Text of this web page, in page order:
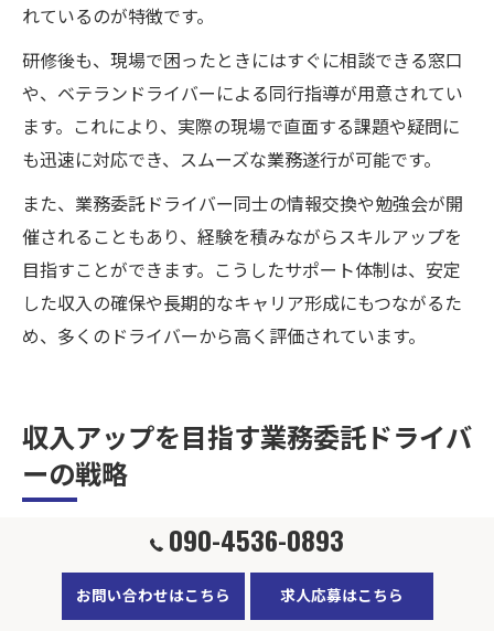
れているのが特徴です。
研修後も、現場で困ったときにはすぐに相談できる窓口
や、ベテランドライバーによる同行指導が用意されてい
ます。これにより、実際の現場で直面する課題や疑問に
も迅速に対応でき、スムーズな業務遂行が可能です。
また、業務委託ドライバー同士の情報交換や勉強会が開
催されることもあり、経験を積みながらスキルアップを
目指すことができます。こうしたサポート体制は、安定
した収入の確保や長期的なキャリア形成にもつながるた
め、多くのドライバーから高く評価されています。
収入アップを目指す業務委託ドライバ
ーの戦略
軽貨物業務委託ドライバーとして安定した収入を目指す
090-4536-0893
お問い合わせはこちら 求人応募はこちら